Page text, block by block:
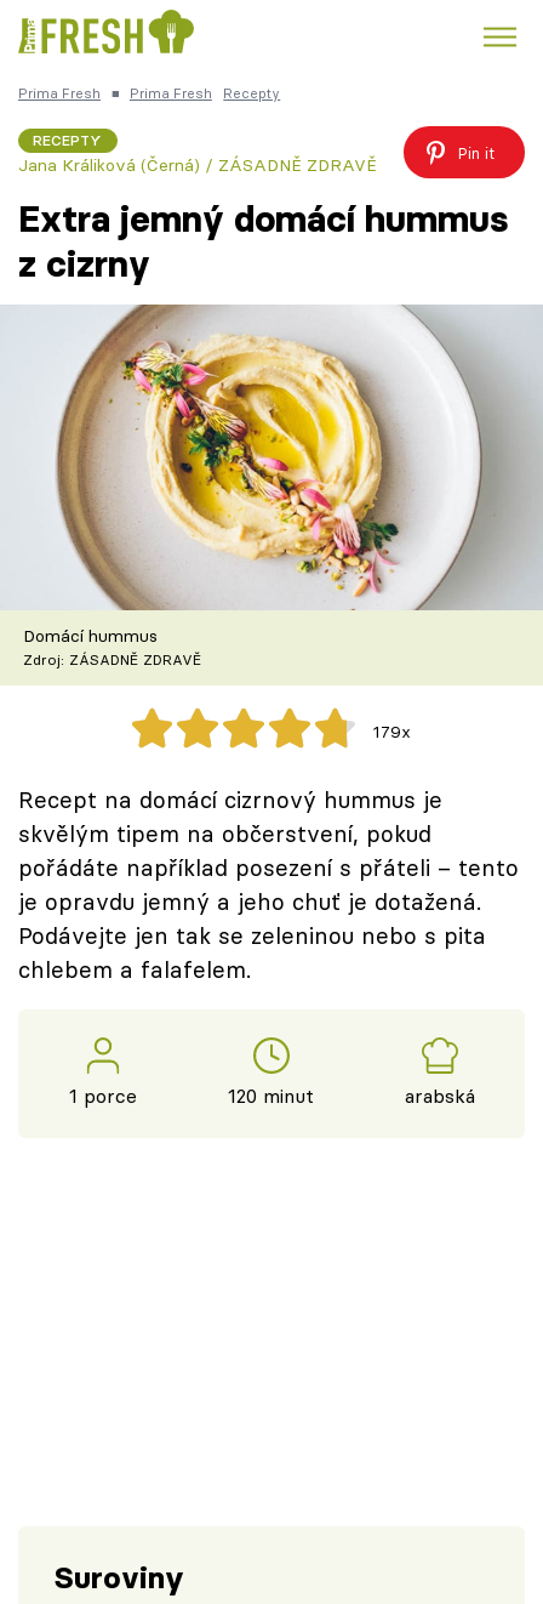
Česká kuchyně Čokoláda
Témata
Recepty
Články
TV Program
Škola vaření
Recepty z TV
Speciál: Cuketa
Těhotnej kuchař
Sledujte prima+
Přihlášení
Sledujte nás
Prima Fresh ■ Prima Fresh Recepty
RECEPTY
Jana Králiková (Černá) / ZÁSADNĚ ZDRAVĚ
Pin it
Extra jemný domácí hummus
z cizrny
Domácí hummus
Zdroj: ZÁSADNĚ ZDRAVĚ
179x
Recept na domácí cizrnový hummus je
skvělým tipem na občerstvení, pokud
pořádáte například posezení s přáteli – tento
je opravdu jemný a jeho chuť je dotažená.
Podávejte jen tak se zeleninou nebo s pita
chlebem a falafelem.
1 porce 120 minut arabská
Suroviny